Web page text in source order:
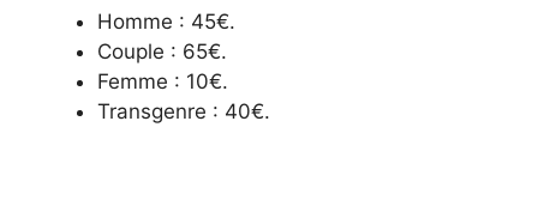
Homme : 45€.
Couple : 65€.
Femme : 10€.
Transgenre : 40€.